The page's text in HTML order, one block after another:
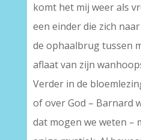
komt het mij weer als
een einder die zich
de ophaalbrug tussen
aflaat van zijn
Verder in de
of over God – Barnard
dat mogen we weten –